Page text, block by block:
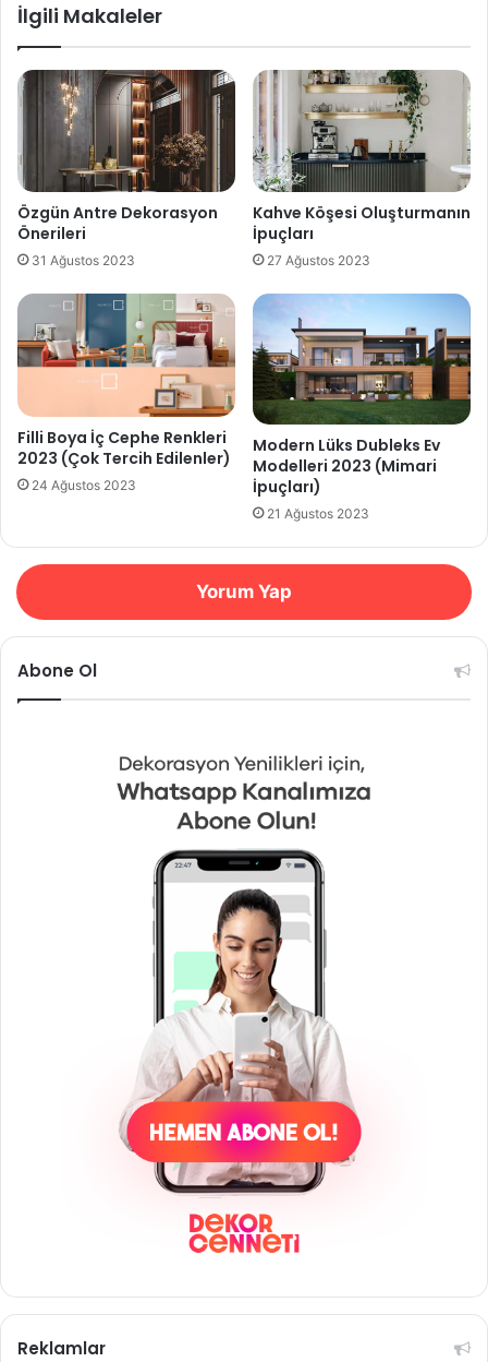
İlgili Makaleler
Özgün Antre Dekorasyon
Önerileri
31 Ağustos 2023
Kahve Köşesi Oluşturmanın
İpuçları
27 Ağustos 2023
Filli Boya İç Cephe Renkleri
2023 (Çok Tercih Edilenler)
24 Ağustos 2023
Modern Lüks Dubleks Ev
Modelleri 2023 (Mimari
İpuçları)
21 Ağustos 2023
Yorum Yap
Abone Ol
Reklamlar